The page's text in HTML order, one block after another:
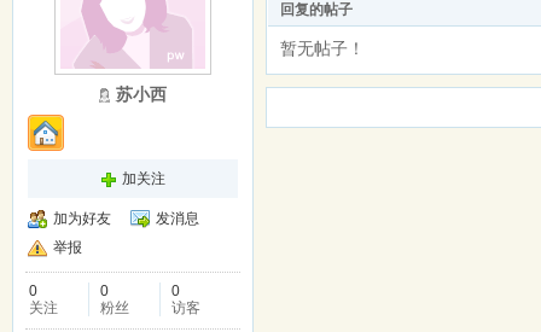
苏小西
加关注
加为好友
发消息
举报
0
关注
0
粉丝
0
访客
回复的帖子
暂无帖子！